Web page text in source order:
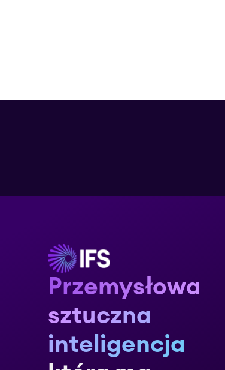
Przemysłowa
sztuczna
inteligencja